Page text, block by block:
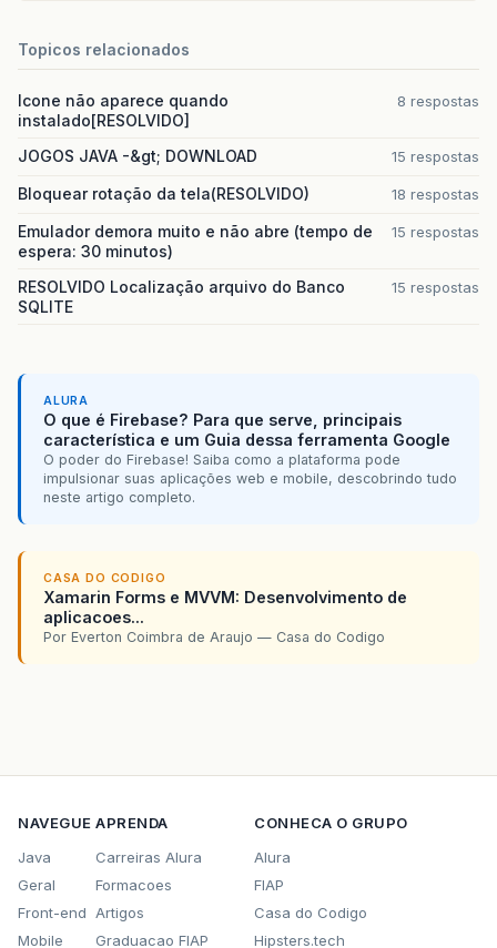
Topicos relacionados
Icone não aparece quando
instalado[RESOLVIDO]
8 respostas
JOGOS JAVA -&gt; DOWNLOAD 15 respostas
Bloquear rotação da tela(RESOLVIDO) 18 respostas
Emulador demora muito e não abre (tempo de
espera: 30 minutos)
15 respostas
RESOLVIDO Localização arquivo do Banco
SQLITE
15 respostas
ALURA
O que é Firebase? Para que serve, principais
característica e um Guia dessa ferramenta Google
O poder do Firebase! Saiba como a plataforma pode
impulsionar suas aplicações web e mobile, descobrindo tudo
neste artigo completo.
CASA DO CODIGO
Xamarin Forms e MVVM: Desenvolvimento de
aplicacoes...
Por Everton Coimbra de Araujo — Casa do Codigo
NAVEGUE
Java
Geral
Front-end
Mobile
APRENDA
Carreiras Alura
Formacoes
Artigos
Graduacao FIAP
CONHECA O GRUPO
Alura
FIAP
Casa do Codigo
Hipsters.tech